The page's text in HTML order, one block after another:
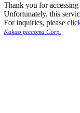
Thank you for
Unfortunately, this
For inquiries, please
Kakao piccoma Corp.